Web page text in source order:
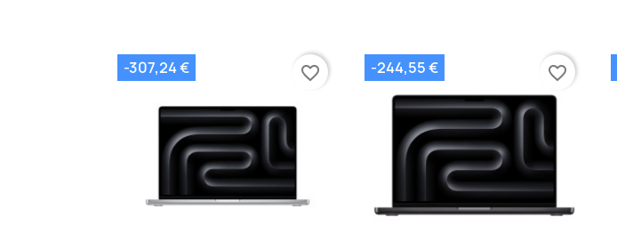
-307,24 € favorite_border -244,55 € favorite_border